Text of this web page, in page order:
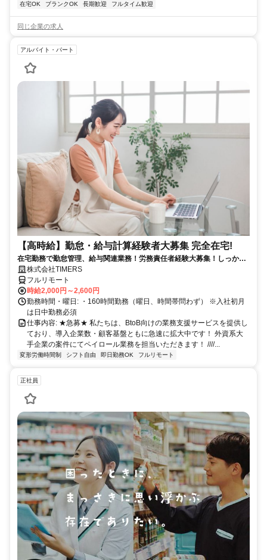
在宅OK
ブランクOK 長期歓迎 フルタイム歓迎
同じ企業の求人
アルバイト・パート
【高時給】勤怠・給与計算経験者大募集 完全在宅!
在宅勤務で勤怠管理、給与関連業務！労務責任者経験大募集！しっかり
稼ぎたい方、注目！
株式会社TIMERS
フルリモート
時給2,000円～2,600円
勤務時間・曜日: ・160時間勤務（曜日、時間帯問わず） ※入社初月
は日中勤務必須
仕事内容: ★急募★ 私たちは、BtoB向けの業務支援サービスを提供し
ており、導入企業数・顧客基盤ともに急速に拡大中です！ 外資系大
手企業の案件にてペイロール業務を担当いただきます！ ////...
変形労働時間制 シフト自由 即日勤務OK フルリモート
正社員